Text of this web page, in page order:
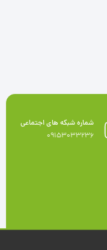
شماره شبکه های اجتماعی
09153033236